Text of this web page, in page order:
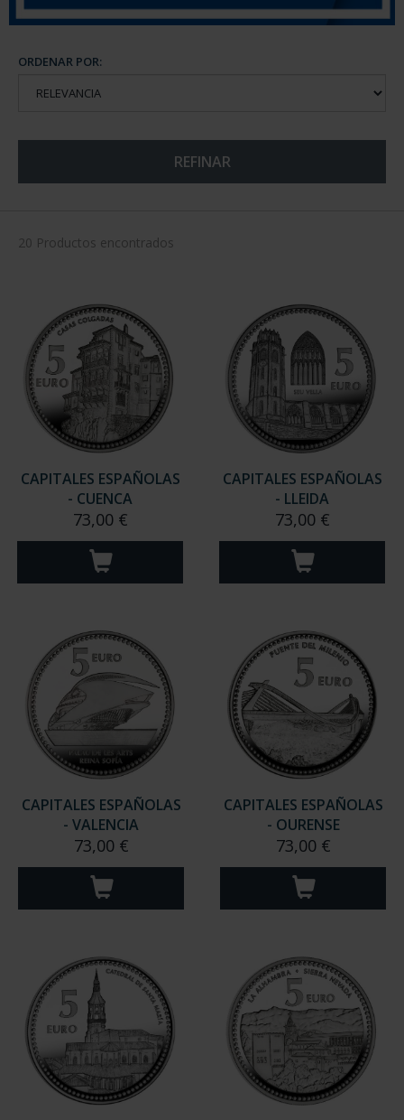
ORDENAR POR:
REFINAR
20 Productos encontrados
CAPITALES ESPAÑOLAS
- CUENCA
73,00 €
CAPITALES ESPAÑOLAS
- LLEIDA
73,00 €
CAPITALES ESPAÑOLAS
- VALENCIA
73,00 €
CAPITALES ESPAÑOLAS
- OURENSE
73,00 €